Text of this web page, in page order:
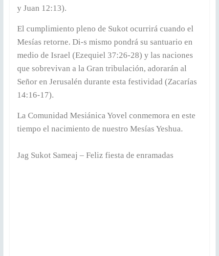
y Juan 12:13).
El cumplimiento pleno de Sukot ocurrirá cuando el
Mesías retorne. Di-s mismo pondrá su santuario en
medio de Israel (Ezequiel 37:26-28) y las naciones
que sobrevivan a la Gran tribulación, adorarán al
Señor en Jerusalén durante esta festividad (Zacarías
14:16-17).
La Comunidad Mesiánica Yovel conmemora en este
tiempo el nacimiento de nuestro Mesías Yeshua.
Jag Sukot Sameaj – Feliz fiesta de enramadas